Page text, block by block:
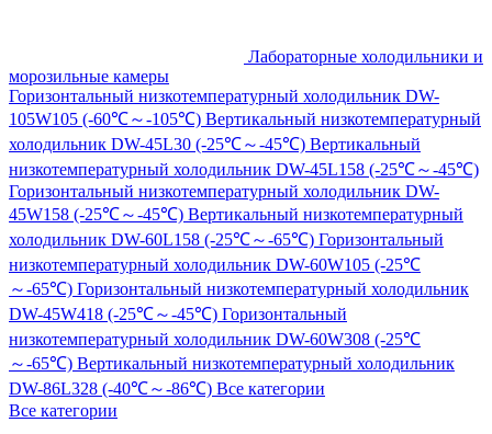
Лабораторные холодильники и
морозильные камеры
Горизонтальный низкотемпературный холодильник DW-
105W105 (-60℃～-105℃) Вертикальный низкотемпературный
холодильник DW-45L30 (-25℃～-45℃) Вертикальный
низкотемпературный холодильник DW-45L158 (-25℃～-45℃)
Горизонтальный низкотемпературный холодильник DW-
45W158 (-25℃～-45℃) Вертикальный низкотемпературный
холодильник DW-60L158 (-25℃～-65℃) Горизонтальный
низкотемпературный холодильник DW-60W105 (-25℃
～-65℃) Горизонтальный низкотемпературный холодильник
DW-45W418 (-25℃～-45℃) Горизонтальный
низкотемпературный холодильник DW-60W308 (-25℃
～-65℃) Вертикальный низкотемпературный холодильник
DW-86L328 (-40℃～-86℃) Все категории
Все категории